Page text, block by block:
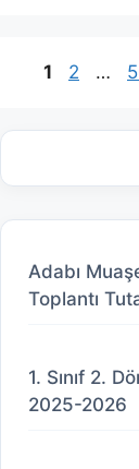
Sayfa
1 Sayfa
2 …
Adabı
Toplantı
1. Sınıf 2.
2025-2026